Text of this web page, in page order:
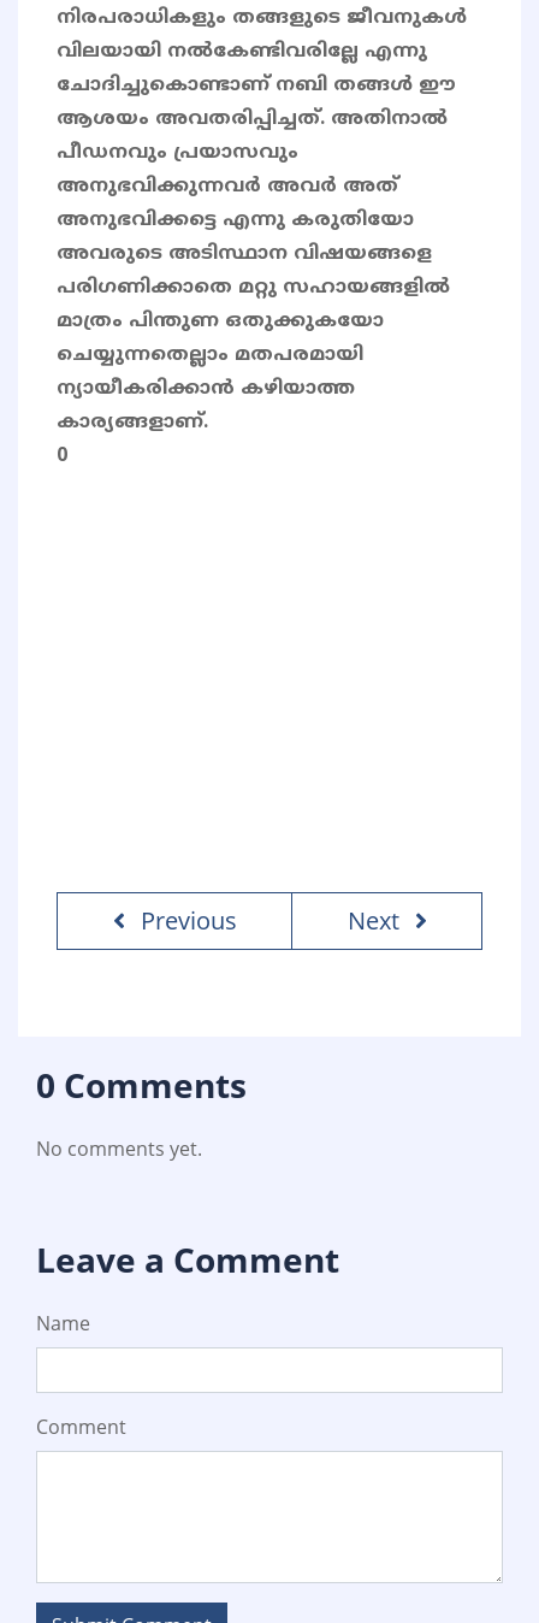
നിരപരാധികളും തങ്ങളുടെ ജീവനുകൾ
വിലയായി നൽകേണ്ടിവരില്ലേ എന്നു
ചോദിച്ചുകൊണ്ടാണ് നബി തങ്ങൾ ഈ
ആശയം അവതരിപ്പിച്ചത്. അതിനാൽ
പീഡനവും പ്രയാസവും
അനുഭവിക്കുന്നവർ അവർ അത്
അനുഭവിക്കട്ടെ എന്നു കരുതിയോ
അവരുടെ അടിസ്ഥാന വിഷയങ്ങളെ
പരിഗണിക്കാതെ മറ്റു സഹായങ്ങളിൽ
മാത്രം പിന്തുണ ഒതുക്കുകയോ
ചെയ്യുന്നതെല്ലാം മതപരമായി
ന്യായീകരിക്കാൻ കഴിയാത്ത
കാര്യങ്ങളാണ്.
0
Previous Next
0 Comments
No comments yet.
Leave a Comment
Name
Comment